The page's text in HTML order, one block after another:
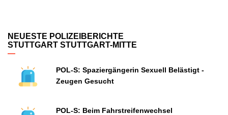
NEUESTE POLIZEIBERICHTE
STUTTGART STUTTGART-MITTE
POL-S: Spaziergängerin Sexuell Belästigt -
Zeugen Gesucht
POL-S: Beim Fahrstreifenwechsel